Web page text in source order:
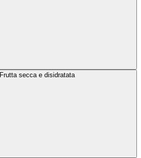
Frutta secca e disidratata